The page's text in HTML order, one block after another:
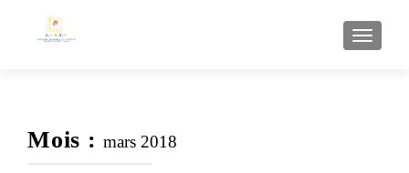
Mois :mars 2018